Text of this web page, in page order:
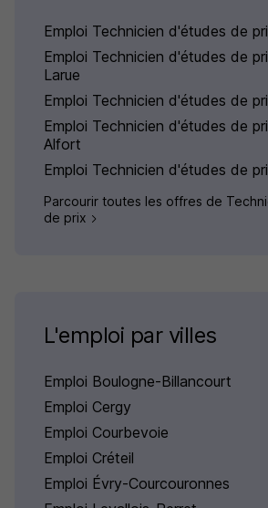
Emploi Technicien d'études de
Emploi Technicien d'études de
Larue
Emploi Technicien d'études de
Emploi Technicien d'études de
Alfort
Emploi Technicien d'études de
Parcourir toutes les offres de
de prix
L'emploi par villes
Emploi Boulogne-Billancourt
Emploi Cergy
Emploi Courbevoie
Emploi Créteil
Emploi Évry-Courcouronnes